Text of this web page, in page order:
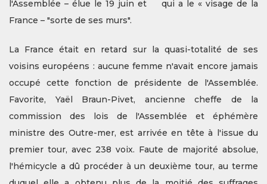
l'Assemblée – élue le 19 juin et
qui a le « visage de la
France – "sorte de ses murs".
La France était en retard sur la quasi-totalité de ses
voisins européens : aucune femme n'avait encore jamais
occupé cette fonction de présidente de l'Assemblée.
Favorite, Yaël Braun-Pivet, ancienne cheffe de la
commission des lois de l'Assemblée et éphémère
ministre des Outre-mer, est arrivée en tête à l'issue du
premier tour, avec 238 voix. Faute de majorité absolue,
l'hémicycle a dû procéder à un deuxième tour, au terme